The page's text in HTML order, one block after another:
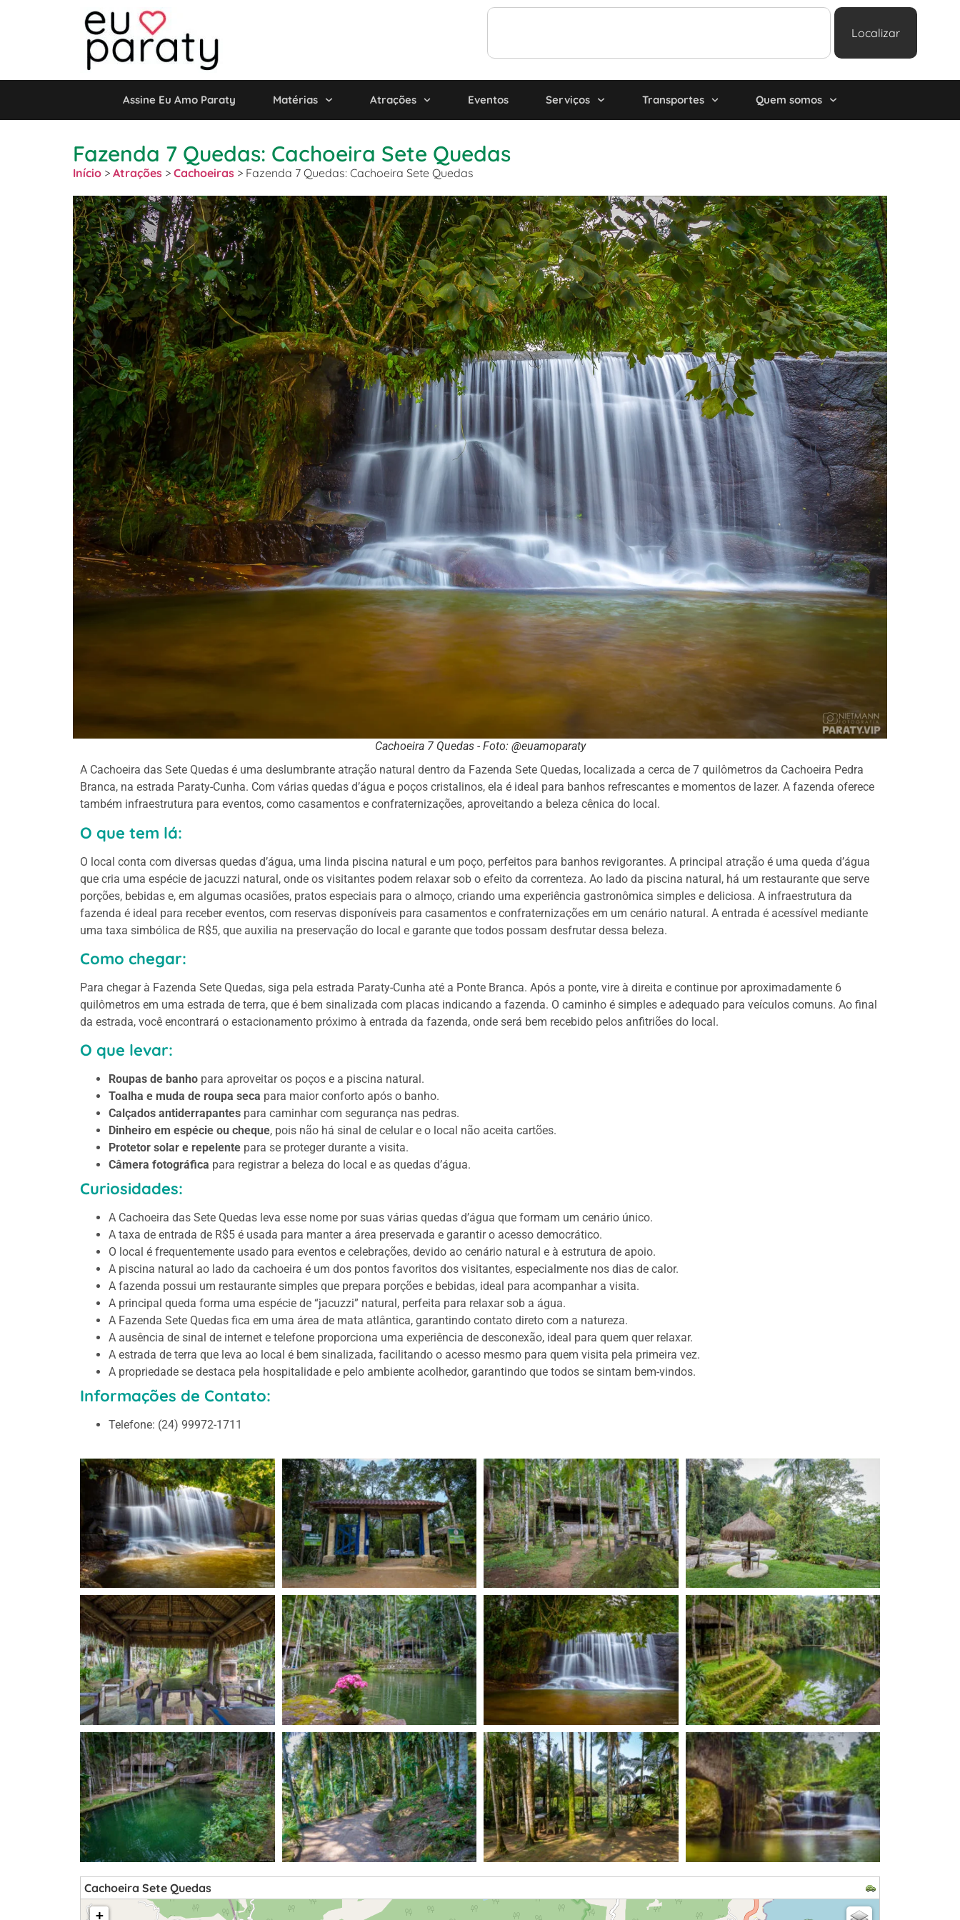
Localizar
Assine Eu Amo Paraty Matérias Atrações Eventos Serviços Transportes Quem somos
Fazenda 7 Quedas: Cachoeira Sete Quedas
Início > Atrações > Cachoeiras > Fazenda 7 Quedas: Cachoeira Sete Quedas
Cachoeira 7 Quedas - Foto: @euamoparaty
A Cachoeira das Sete Quedas é uma deslumbrante atração natural dentro da Fazenda Sete Quedas, localizada a cerca de 7 quilômetros da Cachoeira Pedra
Branca, na estrada Paraty-Cunha. Com várias quedas d’água e poços cristalinos, ela é ideal para banhos refrescantes e momentos de lazer. A fazenda oferece
também infraestrutura para eventos, como casamentos e confraternizações, aproveitando a beleza cênica do local.
O que tem lá:
O local conta com diversas quedas d’água, uma linda piscina natural e um poço, perfeitos para banhos revigorantes. A principal atração é uma queda d’água
que cria uma espécie de jacuzzi natural, onde os visitantes podem relaxar sob o efeito da correnteza. Ao lado da piscina natural, há um restaurante que serve
porções, bebidas e, em algumas ocasiões, pratos especiais para o almoço, criando uma experiência gastronômica simples e deliciosa. A infraestrutura da
fazenda é ideal para receber eventos, com reservas disponíveis para casamentos e confraternizações em um cenário natural. A entrada é acessível mediante
uma taxa simbólica de R$5, que auxilia na preservação do local e garante que todos possam desfrutar dessa beleza.
Como chegar:
Para chegar à Fazenda Sete Quedas, siga pela estrada Paraty-Cunha até a Ponte Branca. Após a ponte, vire à direita e continue por aproximadamente 6
quilômetros em uma estrada de terra, que é bem sinalizada com placas indicando a fazenda. O caminho é simples e adequado para veículos comuns. Ao final
da estrada, você encontrará o estacionamento próximo à entrada da fazenda, onde será bem recebido pelos anfitriões do local.
O que levar:
Roupas de banho para aproveitar os poços e a piscina natural.
Toalha e muda de roupa seca para maior conforto após o banho.
Calçados antiderrapantes para caminhar com segurança nas pedras.
Dinheiro em espécie ou cheque, pois não há sinal de celular e o local não aceita cartões.
Protetor solar e repelente para se proteger durante a visita.
Câmera fotográfica para registrar a beleza do local e as quedas d’água.
Curiosidades:
A Cachoeira das Sete Quedas leva esse nome por suas várias quedas d’água que formam um cenário único.
A taxa de entrada de R$5 é usada para manter a área preservada e garantir o acesso democrático.
O local é frequentemente usado para eventos e celebrações, devido ao cenário natural e à estrutura de apoio.
A piscina natural ao lado da cachoeira é um dos pontos favoritos dos visitantes, especialmente nos dias de calor.
A fazenda possui um restaurante simples que prepara porções e bebidas, ideal para acompanhar a visita.
A principal queda forma uma espécie de “jacuzzi” natural, perfeita para relaxar sob a água.
A Fazenda Sete Quedas fica em uma área de mata atlântica, garantindo contato direto com a natureza.
A ausência de sinal de internet e telefone proporciona uma experiência de desconexão, ideal para quem quer relaxar.
A estrada de terra que leva ao local é bem sinalizada, facilitando o acesso mesmo para quem visita pela primeira vez.
A propriedade se destaca pela hospitalidade e pelo ambiente acolhedor, garantindo que todos se sintam bem-vindos.
Informações de Contato:
Telefone: (24) 99972-1711
Cachoeira Sete Quedas
loading map - please wait...
+